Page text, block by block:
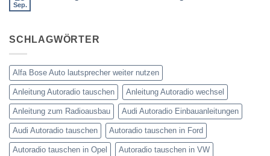
Sep.
Kuga
SCHLAGWÖRTER
Alfa Bose Auto lautsprecher weiter nutzen
Anleitung Autoradio tauschen Anleitung Autoradio wechsel
Anleitung zum Radioausbau Audi Autoradio Einbauanleitungen
Audi Autoradio tauschen Autoradio tauschen in Ford
Autoradio tauschen in Opel Autoradio tauschen in VW